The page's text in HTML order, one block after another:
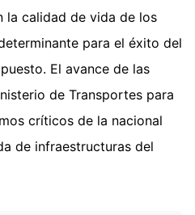
la calidad de vida de los
para el éxito del
El avance de las
de Transportes para
críticos de la nacional
de infraestructuras del